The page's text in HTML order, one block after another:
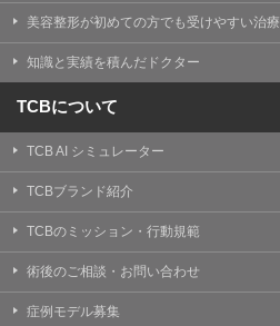
美容整形が初めての方でも受けやすい治療
知識と実績を積んだドクター
TCBについて
TCB AI シミュレーター
TCBブランド紹介
TCBのミッション・行動規範
術後のご相談・お問い合わせ
症例モデル募集